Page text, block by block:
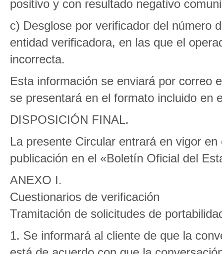
positivo y con resultado negativo
c) Desglose por verificador del número
entidad verificadora, en las que el
incorrecta.
Esta información se enviará por correo
se presentará en el formato incluido en
DISPOSICIÓN FINAL.
La presente Circular entrará en vigor
publicación en el «Boletín Oficial del
ANEXO I.
Cuestionarios de verificación
Tramitación de solicitudes de
1. Se informará al cliente de que la